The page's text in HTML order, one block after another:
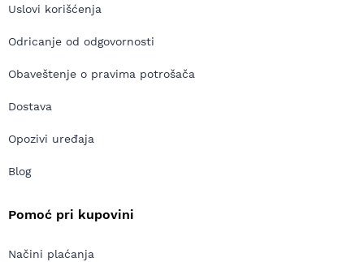
Uslovi korišćenja
Odricanje od odgovornosti
Obaveštenje o pravima potrošača
Dostava
Opozivi uređaja
Blog
Pomoć pri kupovini
Načini plaćanja